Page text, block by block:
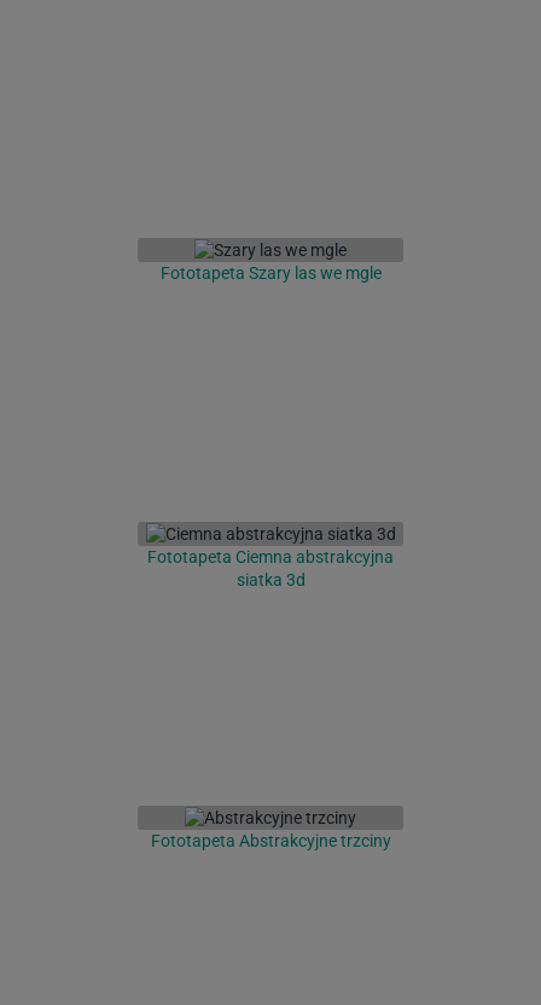
Fototapeta Szary las we mgle
Fototapeta Ciemna abstrakcyjna
siatka 3d
Fototapeta Abstrakcyjne trzciny